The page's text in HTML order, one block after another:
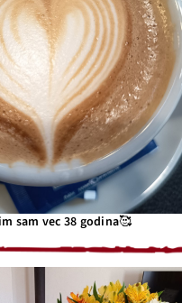
sam vec 38 godina🥰